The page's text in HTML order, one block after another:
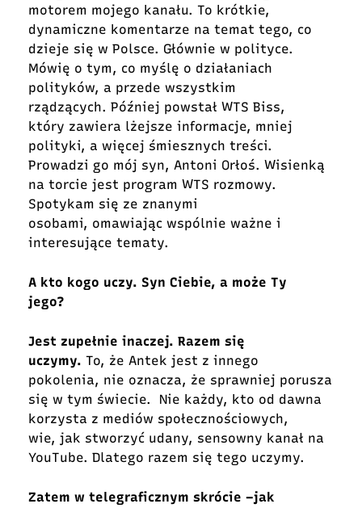
motorem mojego kanału. To krótkie,
dynamiczne komentarze na temat tego, co
dzieje się w Polsce. Głównie w polityce.
Mówię o tym, co myślę o działaniach
polityków, a przede wszystkim
rządzących. Później powstał WTS Biss,
który zawiera lżejsze informacje, mniej
polityki, a więcej śmiesznych treści.
Prowadzi go mój syn, Antoni Orłoś. Wisienką
na torcie jest program WTS rozmowy.
Spotykam się ze znanymi
osobami, omawiając wspólnie ważne i
interesujące tematy.
A kto kogo uczy. Syn Ciebie, a może Ty
jego?
Jest zupełnie inaczej. Razem się
uczymy. To, że Antek jest z innego
pokolenia, nie oznacza, że sprawniej porusza
się w tym świecie. Nie każdy, kto od dawna
korzysta z mediów społecznościowych,
wie, jak stworzyć udany, sensowny kanał na
YouTube. Dlatego razem się tego uczymy.
Zatem w telegraficznym skrócie –jak